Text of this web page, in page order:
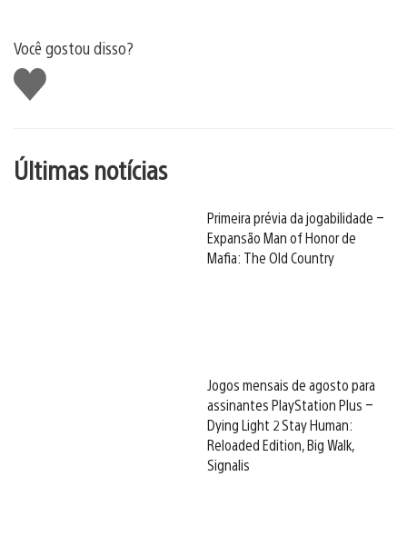
Você gostou disso?
Curtir
Últimas notícias
Primeira prévia da jogabilidade –
Expansão Man of Honor de
Mafia: The Old Country
Jogos mensais de agosto para
assinantes PlayStation Plus –
Dying Light 2 Stay Human:
Reloaded Edition, Big Walk,
Signalis